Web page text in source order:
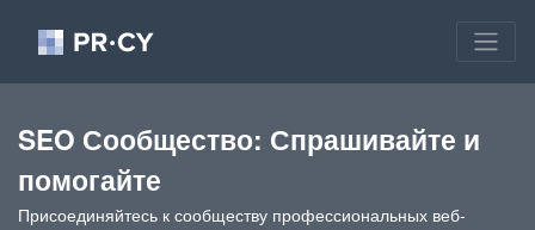
SEO Сообщество: Спрашивайте и
помогайте
Присоединяйтесь к сообществу профессиональных веб-